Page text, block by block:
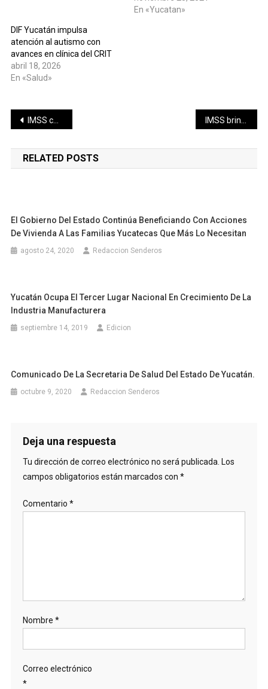
En «Yucatan»
DIF Yucatán impulsa
atención al autismo con
avances en clínica del CRIT
abril 18, 2026
En «Salud»
Navegación
de
entradas
IMSS cuenta con atención médica integral para tratar la Depresión
RELATED POSTS
El Gobierno Del Estado Continúa Beneficiando Con Acciones
De Vivienda A Las Familias Yucatecas Que Más Lo Necesitan
agosto 24, 2020 Redaccion Senderos
Yucatán Ocupa El Tercer Lugar Nacional En Crecimiento De La
Industria Manufacturera
septiembre 14, 2019 Edicion
Comunicado De La Secretaria De Salud Del Estado De Yucatán.
octubre 9, 2020 Redaccion Senderos
Deja una respuesta
Tu dirección de correo electrónico no será publicada. Los
campos obligatorios están marcados con *
Comentario *
Nombre *
Correo electrónico
*